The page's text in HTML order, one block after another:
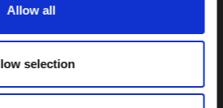
Allow all
Allow selection
الأطفال من آلام في البطن والقيء والإغماء وتم
حول قطرات شلل الأطفال، وهي المخاوف التي
الصغار. رداً على ذلك، قام المتظاهرون بإحراق
محلية، مما دفع وكالات إنفاذ القانون إلى اتخاذ
38